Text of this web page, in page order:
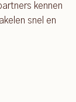
kennen
snel en